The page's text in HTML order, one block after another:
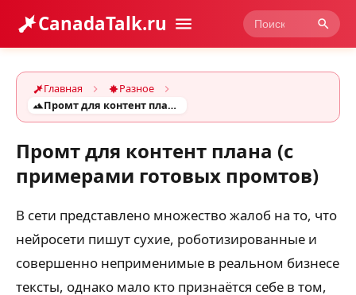
CanadaTalk.ru
Главная
Разное
Промт для контент плана (с примерами готовых промтов)
Промт для контент плана (с
примерами готовых промтов)
В сети представлено множество жалоб на то, что
нейросети пишут сухие, роботизированные и
совершенно неприменимые в реальном бизнесе
тексты, однако мало кто признаётся себе в том,